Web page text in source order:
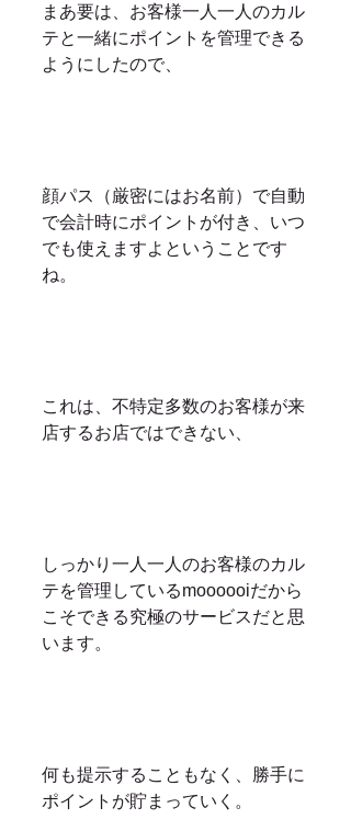
まあ要は、お客様一人一人のカル
テと一緒にポイントを管理できる
ようにしたので、
顔パス（厳密にはお名前）で自動
で会計時にポイントが付き、いつ
でも使えますよということです
ね。
これは、不特定多数のお客様が来
店するお店ではできない、
しっかり一人一人のお客様のカル
テを管理しているmoooooiだから
こそできる究極のサービスだと思
います。
何も提示することもなく、勝手に
ポイントが貯まっていく。